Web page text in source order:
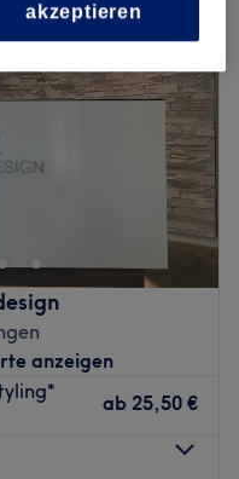
anzeigen
ab 25,50 €
akzeptieren